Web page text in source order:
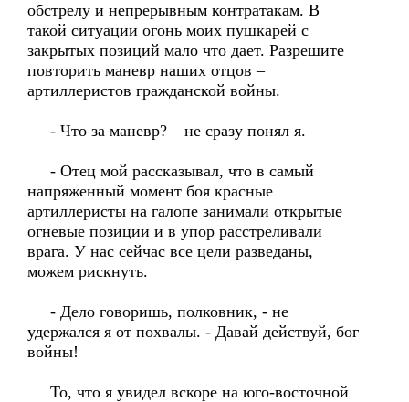
обстрелу и непрерывным контратакам. В
такой ситуации огонь моих пушкарей с
закрытых позиций мало что дает. Разрешите
повторить маневр наших отцов –
артиллеристов гражданской войны.
- Что за маневр? – не сразу понял я.
- Отец мой рассказывал, что в самый
напряженный момент боя красные
артиллеристы на галопе занимали открытые
огневые позиции и в упор расстреливали
врага. У нас сейчас все цели разведаны,
можем рискнуть.
- Дело говоришь, полковник, - не
удержался я от похвалы. - Давай действуй, бог
войны!
То, что я увидел вскоре на юго-восточной